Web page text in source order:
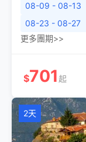
08-09 - 08-13
08-23 - 08-27
更多團期>>
$701起
2天